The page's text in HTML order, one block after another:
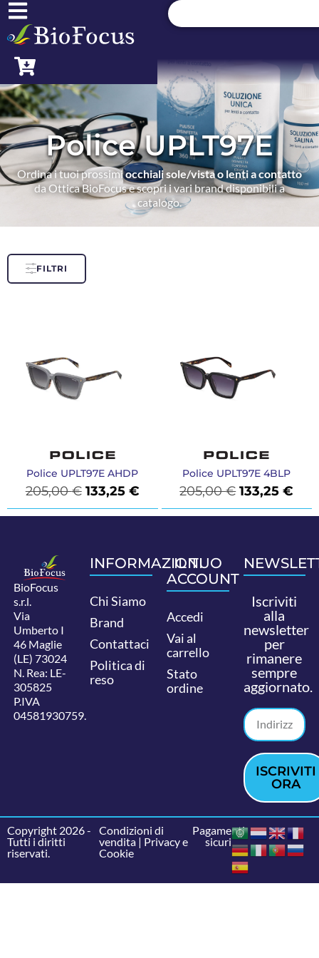
Police UPLT97E
Ordina i tuoi prossimiocchiali sole/vista o lenti a contatto
da Ottica BioFocus e scopri i vari brand disponibili a
catalogo.
FILTRI
Police UPLT97E AHDP
205,00€ 133,25 €
Police UPLT97E 4BLP
205,00€ 133,25€
BioFocus
s.r.l.
Via
Umberto I
46 Maglie
(LE) 73024
N. Rea: LE-
305825
P.IVA
04581930759.
INFORMAZIONI
Chi Siamo
Brand
Contattaci
Politica di
reso
IL TUO
ACCOUNT
Accedi
Vai al
carrello
Stato
ordine
Iscriviti
alla
newsletter
per
rimanere
sempre
aggiornato.
ISCRIVITI
ORA
Copyright 2026 -
Tutti i diritti
riservati.
Condizioni di
vendita| Privacy e
Cookie
Pagamenti
sicuri